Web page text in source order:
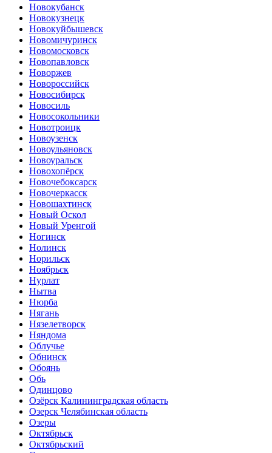
Новокубанск
Новокузнецк
Новокуйбышевск
Новомичуринск
Новомосковск
Новопавловск
Новоржев
Новороссийск
Новосибирск
Новосиль
Новосокольники
Новотроицк
Новоузенск
Новоульяновск
Новоуральск
Новохопёрск
Новочебоксарск
Новочеркасск
Новошахтинск
Новый Оскол
Новый Уренгой
Ногинск
Нолинск
Норильск
Ноябрьск
Нурлат
Нытва
Нюрба
Нягань
Нязелетворск
Няндома
Облучье
Обнинск
Обоянь
Обь
Одинцово
Озёрск Калининградская область
Озерск Челябинская область
Озеры
Октябрьск
Октябрьский